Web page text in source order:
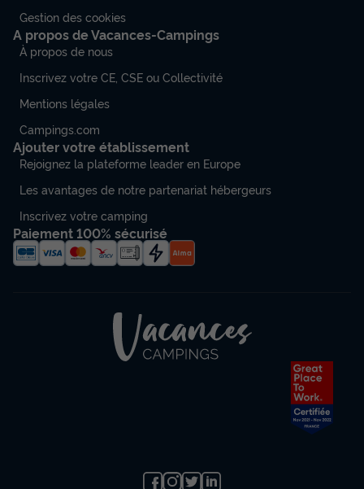
Gestion des cookies
A propos de Vacances-Campings
À propos de nous
Inscrivez votre CE, CSE ou Collectivité
Mentions légales
Campings.com
Ajouter votre établissement
Rejoignez la plateforme leader en Europe
Les avantages de notre partenariat hébergeurs
Inscrivez votre camping
Paiement 100% sécurisé